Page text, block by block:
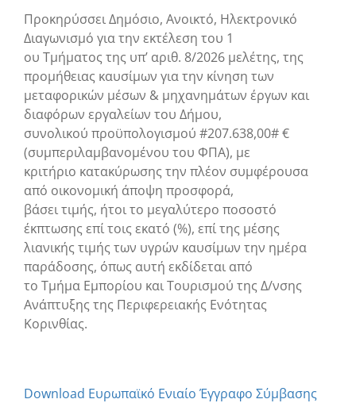
Προκηρύσσει Δημόσιο, Ανοικτό, Ηλεκτρονικό
Διαγωνισμό για την εκτέλεση του 1
ου Τμήματος της υπ’ αριθ. 8/2026 μελέτης, της
προμήθειας καυσίμων για την κίνηση των
μεταφορικών μέσων & μηχανημάτων έργων και
διαφόρων εργαλείων του Δήμου,
συνολικού προϋπολογισμού #207.638,00# €
(συμπεριλαμβανομένου του ΦΠΑ), με
κριτήριο κατακύρωσης την πλέον συμφέρουσα
από οικονομική άποψη προσφορά,
βάσει τιμής, ήτοι το μεγαλύτερο ποσοστό
έκπτωσης επί τοις εκατό (%), επί της μέσης
λιανικής τιμής των υγρών καυσίμων την ημέρα
παράδοσης, όπως αυτή εκδίδεται από
το Τμήμα Εμπορίου και Τουρισμού της Δ/νσης
Ανάπτυξης της Περιφερειακής Ενότητας
Κορινθίας.
Download Ευρωπαϊκό Ενιαίο Έγγραφο Σύμβασης